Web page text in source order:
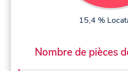
15,4 %
Nombre de pièces